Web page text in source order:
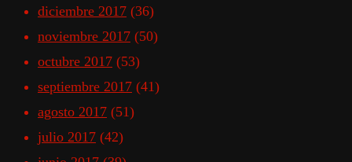
diciembre 2017 (36)
noviembre 2017 (50)
octubre 2017 (53)
septiembre 2017 (41)
agosto 2017 (51)
julio 2017 (42)